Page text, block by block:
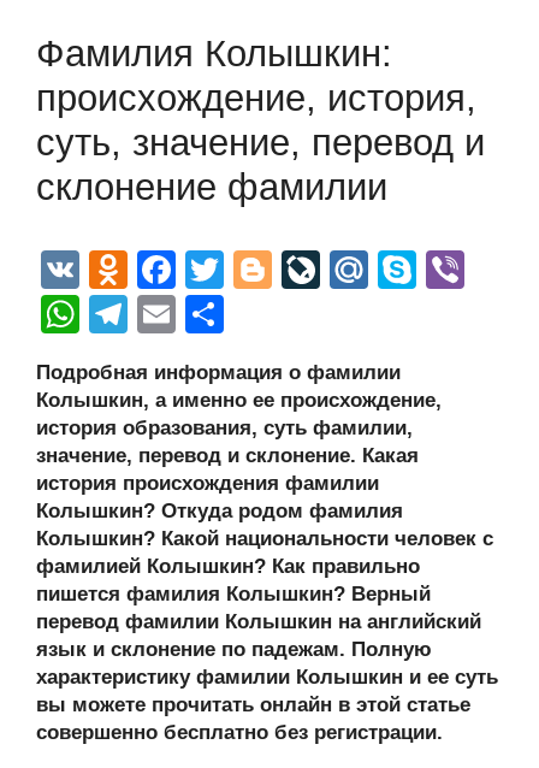
Фамилия Колышкин:
происхождение, история,
суть, значение, перевод и
склонение фамилии
V
K
O
d
n
o
kl
a
ss
ni
ki
F
a
c
e
b
o
o
k
T
er
Bl
g
er
Li
J
o
ur
n
al
M
u
S
e
W
at
s
A
p
p
T
e
gr
a
m
E
ail р
а
в
и
ть
Подробная информация о фамилии
Колышкин, а именно ее происхождение,
история образования, суть фамилии,
значение, перевод и склонение. Какая
история происхождения фамилии
Колышкин? Откуда родом фамилия
Колышкин? Какой национальности человек с
фамилией Колышкин? Как правильно
пишется фамилия Колышкин? Верный
перевод фамилии Колышкин на английский
язык и склонение по падежам. Полную
характеристику фамилии Колышкин и ее суть
вы можете прочитать онлайн в этой статье
совершенно бесплатно без регистрации.